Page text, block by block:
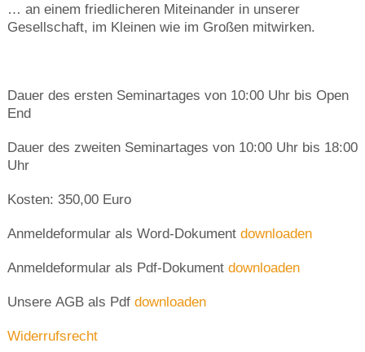
… an einem friedlicheren Miteinander in unserer
Gesellschaft, im Kleinen wie im Großen mitwirken.
Dauer des ersten Seminartages von 10:00 Uhr bis Open
End
Dauer des zweiten Seminartages von 10:00 Uhr bis 18:00
Uhr
Kosten: 350,00 Euro
Anmeldeformular als Word-Dokument downloaden
Anmeldeformular als Pdf-Dokument downloaden
Unsere AGB als Pdf downloaden
Widerrufsrecht